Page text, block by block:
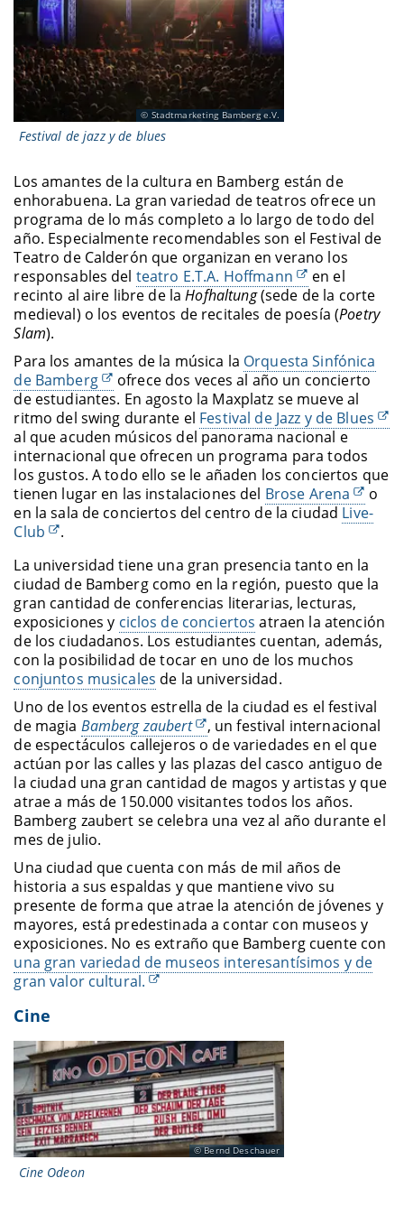
Stadtmarketing Bamberg e.V.
Festival de jazz y de blues
Los amantes de la cultura en Bamberg están de
enhorabuena. La gran variedad de teatros ofrece un
programa de lo más completo a lo largo de todo del
año. Especialmente recomendables son el Festival de
Teatro de Calderón que organizan en verano los
responsables del teatro E.T.A. Hoffmann
en el
recinto al aire libre de laHofhaltung(sede de la corte
medieval) o los eventos de recitales de poesía (Poetry
Slam).
Para los amantes de la música la Orquesta Sinfónica
de Bamberg
ofrece dos veces al año un concierto
de estudiantes. En agosto la Maxplatz se mueve al
ritmo del swing durante el Festival de Jazz y de Blues
al que acuden músicos del panorama nacional e
internacional que ofrecen un programa para todos
los gustos. A todo ello se le añaden los conciertos que
tienen lugar en las instalaciones del Brose Arena
o
en la sala de conciertos del centro de la ciudad Live-
Club
.
La universidad tiene una gran presencia tanto en la
ciudad de Bamberg como en la región, puesto que la
gran cantidad de conferencias literarias, lecturas,
exposiciones y ciclos de conciertos atraen la atención
de los ciudadanos. Los estudiantes cuentan, además,
con la posibilidad de tocar en uno de los muchos
conjuntos musicales de la universidad.
Uno de los eventos estrella de la ciudad es el festival
de magia Bamberg zaubert
, un festival internacional
de espectáculos callejeros o de variedades en el que
actúan por las calles y las plazas del casco antiguo de
la ciudad una gran cantidad de magos y artistas y que
atrae a más de 150.000 visitantes todos los años.
Bamberg zaubert se celebra una vez al año durante el
mes de julio.
Una ciudad que cuenta con más de mil años de
historia a sus espaldas y que mantiene vivo su
presente de forma que atrae la atención de jóvenes y
mayores, está predestinada a contar con museos y
exposiciones. No es extraño que Bamberg cuente con
una gran variedad de museos interesantísimos y de
gran valor cultural.
Cine
Bernd Deschauer
Cine Odeon